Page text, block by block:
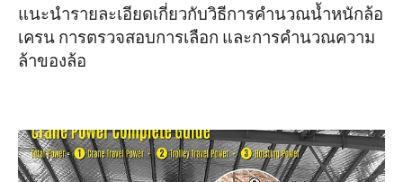
แนะนำรายละเอียดเกี่ยวกับวิธีการคำนวณน้ำหนักล้อ
เครน การตรวจสอบการเลือก และการคำนวณความ
ล้าของล้อ